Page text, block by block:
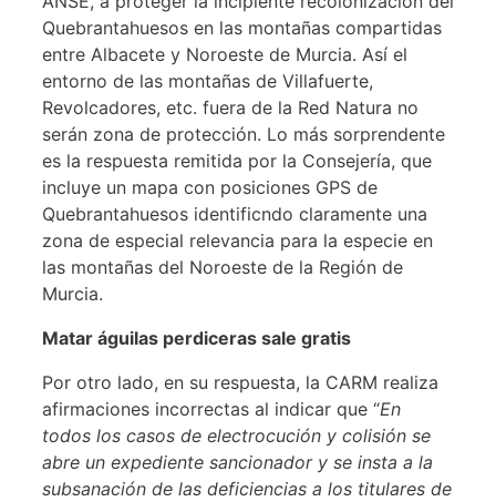
Quebrantahuesos en las montañas compartidas
entre Albacete y Noroeste de Murcia. Así el
entorno de las montañas de Villafuerte,
Revolcadores, etc. fuera de la Red Natura no
serán zona de protección. Lo más sorprendente
es la respuesta remitida por la Consejería, que
incluye un mapa con posiciones GPS de
Quebrantahuesos identificndo claramente una
zona de especial relevancia para la especie en
las montañas del Noroeste de la Región de
Murcia.
Matar águilas perdiceras sale gratis
Por otro lado, en su respuesta, la CARM realiza
afirmaciones incorrectas al indicar que “En
todos los casos de electrocución y colisión se
abre un expediente sancionador y se insta a la
subsanación de las deficiencias a los titulares de